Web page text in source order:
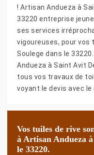
! Artisan Andueza à
33220 entreprise
ses services
vigoureuses, pour vos
Soulege dans le
Andueza à Saint Avit
tous vos travaux de
voyant le devis avec
Vos tuiles de rive
à Artisan Andueza
le 33220.